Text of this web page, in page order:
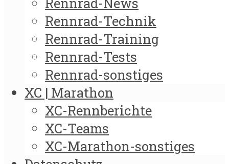
Rennrad-Technik
Rennrad-Training
Rennrad-Tests
Rennrad-sonstiges
XC | Marathon
XC-Rennberichte
XC-Teams
XC-Marathon-sonstiges